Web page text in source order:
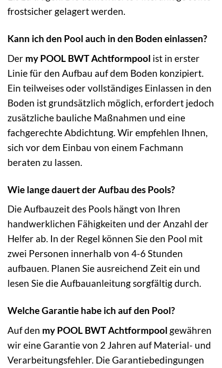
frostsicher gelagert werden.
Kann ich den Pool auch in den Boden einlassen?
Der my POOL BWT Achtformpool ist in erster
Linie für den Aufbau auf dem Boden konzipiert.
Ein teilweises oder vollständiges Einlassen in den
Boden ist grundsätzlich möglich, erfordert jedoch
zusätzliche bauliche Maßnahmen und eine
fachgerechte Abdichtung. Wir empfehlen Ihnen,
sich vor dem Einbau von einem Fachmann
beraten zu lassen.
Wie lange dauert der Aufbau des Pools?
Die Aufbauzeit des Pools hängt von Ihren
handwerklichen Fähigkeiten und der Anzahl der
Helfer ab. In der Regel können Sie den Pool mit
zwei Personen innerhalb von 4-6 Stunden
aufbauen. Planen Sie ausreichend Zeit ein und
lesen Sie die Aufbauanleitung sorgfältig durch.
Welche Garantie habe ich auf den Pool?
Auf den my POOL BWT Achtformpool gewähren
wir eine Garantie von 2 Jahren auf Material- und
Verarbeitungsfehler. Die Garantiebedingungen